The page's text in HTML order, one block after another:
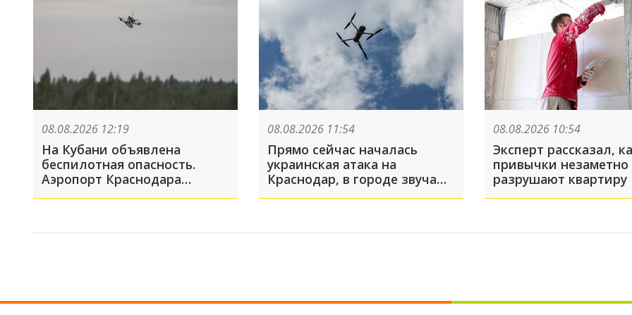
08.08.2026 12:19
На Кубани объявлена
беспилотная опасность.
Аэропорт Краснодара
закрыт на прием и выпуск
08.08.2026 11:54
Прямо сейчас началась
украинская атака на
Краснодар, в городе звучали
сирены
08.08.2026 10:54
Эксперт рассказал,
привычки незаметно
разрушают квартиру